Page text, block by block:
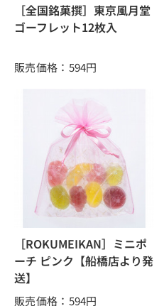
［全国銘菓撰］東京風月堂
ゴーフレット12枚入
販売価格：594円
［ROKUMEIKAN］ミニポ
ーチ ピンク【船橋店より発
送】
販売価格：594円